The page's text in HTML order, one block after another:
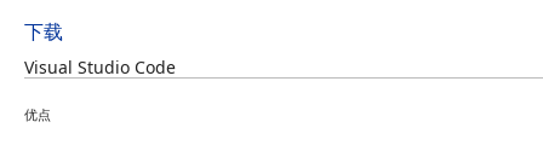
下载
Visual Studio Code
优点